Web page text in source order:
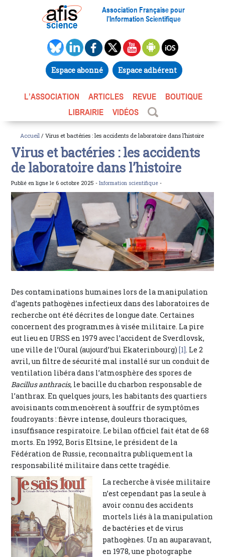
Association Française pour
l’Information Scientifique
Espace abonné Espace adhérent
L’ASSOCIATION ARTICLES REVUE
BOUTIQUE
LIBRAIRIE
VIDÉOS
Accueil / Virus et bactéries : les accidents de laboratoire dans l’histoire
Virus et bactéries : les accidents
de laboratoire dans l’histoire
Publié en ligne le 6 octobre 2025 -Information scientifique -
Des contaminations humaines lors de la manipulation
d’agents pathogènes infectieux dans des laboratoires de
recherche ont été décrites de longue date. Certaines
concernent des programmes à visée militaire. La pire
eut lieu en URSS en 1979 avec l’accident de Sverdlovsk,
une ville de l’Oural (aujourd’hui Ekaterinbourg)[1]. Le 2
avril, un filtre de sécurité mal installé sur un conduit de
ventilation libéra dans l’atmosphère des spores de
Bacillus anthracis, le bacille du charbon responsable de
l’anthrax. En quelques jours, les habitants des quartiers
avoisinants commencèrent à souffrir de symptômes
foudroyants : fièvre intense, douleurs thoraciques,
insuffisance respiratoire. Le bilan officiel fait état de 68
morts. En 1992, Boris Eltsine, le président de la
Fédération de Russie, reconnaîtra publiquement la
responsabilité militaire dans cette tragédie.
La recherche à visée militaire
n’est cependant pas la seule à
avoir connu des accidents
mortels liés à la manipulation
de bactéries et de virus
pathogènes. Un an auparavant,
en 1978, une photographe